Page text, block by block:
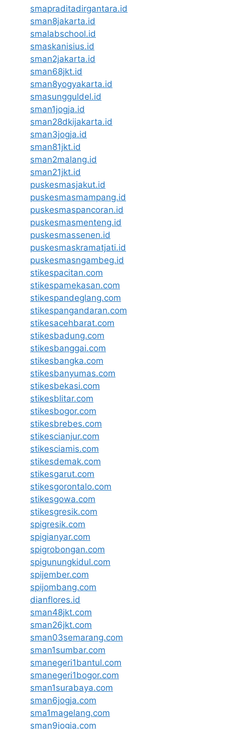
smapraditadirgantara.id
sman8jakarta.id
smalabschool.id
smaskanisius.id
sman2jakarta.id
sman68jkt.id
sman8yogyakarta.id
smasungguldel.id
sman1jogja.id
sman28dkijakarta.id
sman3jogja.id
sman81jkt.id
sman2malang.id
sman21jkt.id
puskesmasjakut.id
puskesmasmampang.id
puskesmaspancoran.id
puskesmasmenteng.id
puskesmassenen.id
puskesmaskramatjati.id
puskesmasngambeg.id
stikespacitan.com
stikespamekasan.com
stikespandeglang.com
stikespangandaran.com
stikesacehbarat.com
stikesbadung.com
stikesbanggai.com
stikesbangka.com
stikesbanyumas.com
stikesbekasi.com
stikesblitar.com
stikesbogor.com
stikesbrebes.com
stikescianjur.com
stikesciamis.com
stikesdemak.com
stikesgarut.com
stikesgorontalo.com
stikesgowa.com
stikesgresik.com
spigresik.com
spigianyar.com
spigrobongan.com
spigunungkidul.com
spijember.com
spijombang.com
dianflores.id
sman48jkt.com
sman26jkt.com
sman03semarang.com
sman1sumbar.com
smanegeri1bantul.com
smanegeri1bogor.com
sman1surabaya.com
sman6jogja.com
sma1magelang.com
sman9jogja.com